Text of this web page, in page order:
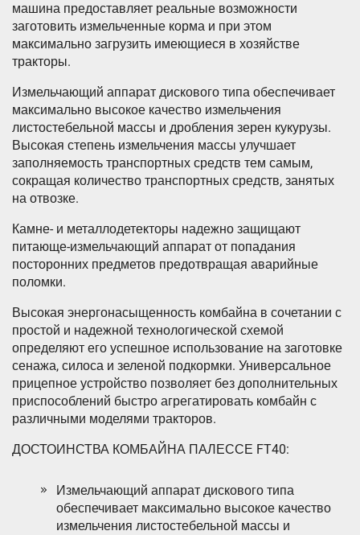
машина предоставляет реальные возможности
заготовить измельченные корма и при этом
максимально загрузить имеющиеся в хозяйстве
тракторы.
Измельчающий аппарат дискового типа обеспечивает
максимально высокое качество измельчения
листостебельной массы и дробления зерен кукурузы.
Высокая степень измельчения массы улучшает
заполняемость транспортных средств тем самым,
сокращая количество транспортных средств, занятых
на отвозке.
Камне- и металлодетекторы надежно защищают
питающе-измельчающий аппарат от попадания
посторонних предметов предотвращая аварийные
поломки.
Высокая энергонасыщенность комбайна в сочетании с
простой и надежной технологической схемой
определяют его успешное использование на заготовке
сенажа, силоса и зеленой подкормки. Универсальное
прицепное устройство позволяет без дополнительных
приспособлений быстро агрегатировать комбайн с
различными моделями тракторов.
ДОСТОИНСТВА КОМБАЙНА ПАЛЕССЕ FT40:
Измельчающий аппарат дискового типа
обеспечивает максимально высокое качество
измельчения листостебельной массы и